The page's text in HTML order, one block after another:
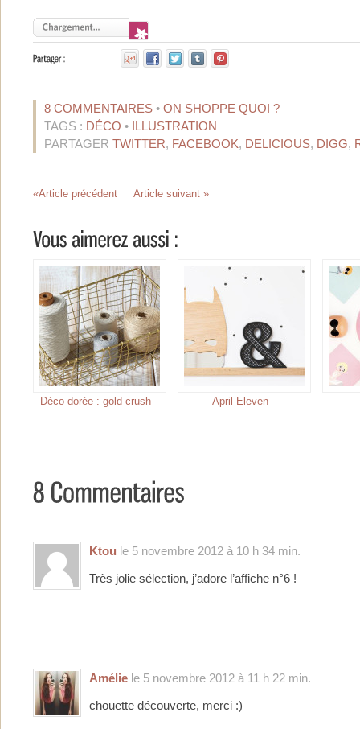
8 COMMENTAIRES • ON SHOPPE QUOI ?
TAGS : DÉCO • ILLUSTRATION
PARTAGER TWITTER, FACEBOOK, DELICIOUS, DIGG,
«Article précédent Article suivant »
Déco dorée : gold crush April Eleven
Ktou le 5 novembre 2012 à 10 h 34 min.
Très jolie sélection, j’adore l’affiche n°6 !
Amélie le 5 novembre 2012 à 11 h 22 min.
chouette découverte, merci :)